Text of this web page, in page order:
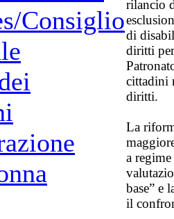
Consiglio
rilancio
di
diritti
cittadini
diritti.
La
a
base” e
il